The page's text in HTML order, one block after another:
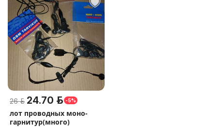
26 р. 24.70 р. -5%
лот проводных моно-
гарнитур(много)